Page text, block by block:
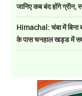
जानिए कब बंद होंगे ग्रीन,
Himachal: चंबा में बिना
के पास चनहाल खड्ड में